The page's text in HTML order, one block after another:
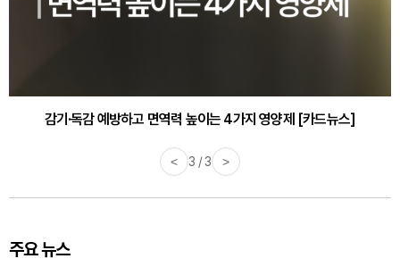
감기·독감 예방하고 면역력 높이는 4가지 영양제 [카드뉴스]
< 3 / 3 >
주요 뉴스